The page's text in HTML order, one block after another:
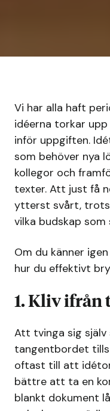
Vi har alla haft
idéerna torkar
inför uppgiften.
som behöver nya
kollegor och
texter. Att just få
ytterst svårt,
vilka budskap som
Om du känner
hur du effektivt
1. Kliv ifrån
Att tvinga sig
tangentbordet
oftast till att
bättre att ta en
blankt dokument